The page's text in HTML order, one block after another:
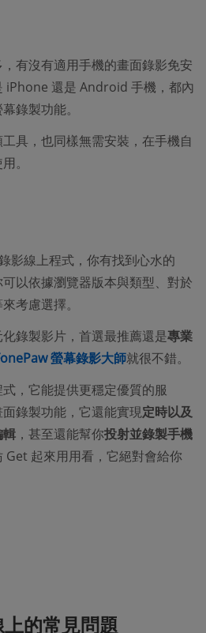
有沒有適用手機的畫面錄影免安
iPhone 還是 Android 手機，都內
錄製功能。
具，也同樣無需安裝，在手機自
。
影線上程式，你有找到心水的
以依據瀏覽器版本與類型、對於
考慮選擇。
錄製影片，首選最推薦還是專業
螢幕錄影大師就很不錯。
，它能提供更穩定優質的服
錄製功能，它還能實現定時以及
輯 ，甚至還能幫你投射並錄製手機
Get 起來用用看，它絕對會給你
的常見問題